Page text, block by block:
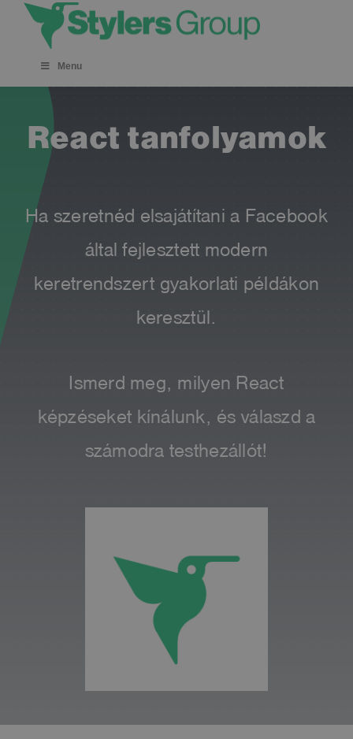
Skip
content
Menu
React tanfolyamok
Ha szeretnéd elsajátítani a Facebook
által fejlesztett modern
keretrendszert gyakorlati példákon
keresztül.
Ismerd meg, milyen React
képzéseket kínálunk, és válaszd a
számodra testhezállót!